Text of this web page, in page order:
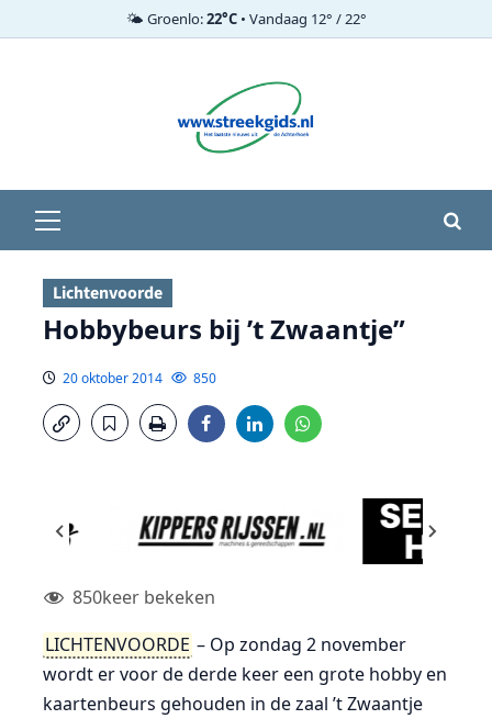
🌤️ Groenlo:22°C• Vandaag 12° / 22°
menu
Lichtenvoorde
Hobbybeurs bij ’t Zwaantje”
20 oktober 2014 850
850keer bekeken
LICHTENVOORDE – Op zondag 2 november
wordt er voor de derde keer een grote hobby en
kaartenbeurs gehouden in de zaal ’t Zwaantje